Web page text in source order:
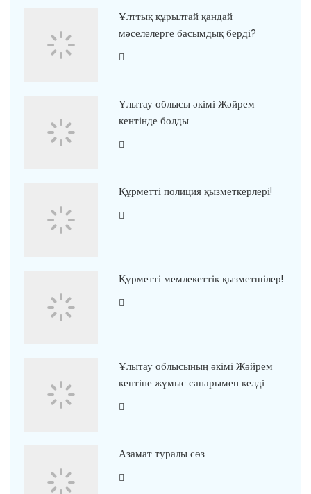
Ұлттық құрылтай қандай
мәселелерге басымдық берді?
Ұлытау облысы әкімі Жәйрем
кентінде болды
Құрметті полиция қызметкерлері!
Құрметті мемлекеттік қызметшілер!
Ұлытау облысының әкімі Жәйрем
кентіне жұмыс сапарымен келді
Азамат туралы сөз